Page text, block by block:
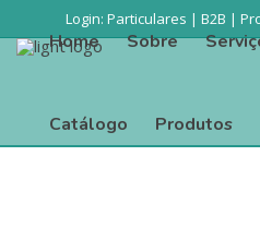
Login: Particulares | B2B |
Home Sobre
Catálogo Produtos